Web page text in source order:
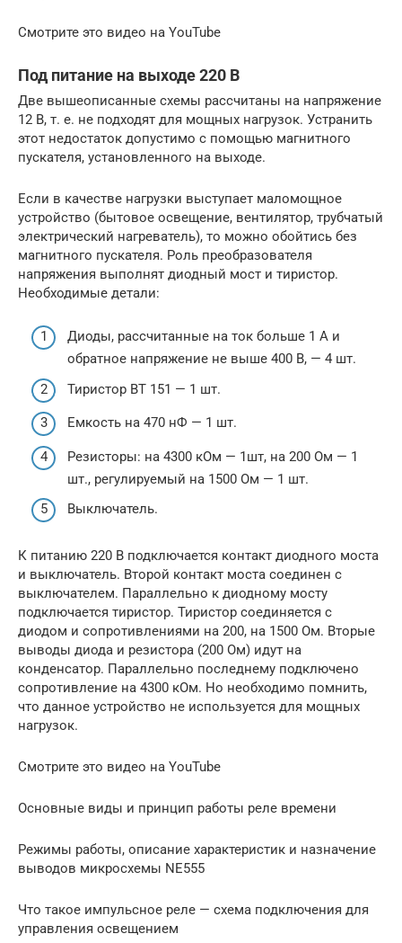
Смотрите это видео на YouTube
Под питание на выходе 220 В
Две вышеописанные схемы рассчитаны на напряжение
12 В, т. е. не подходят для мощных нагрузок. Устранить
этот недостаток допустимо с помощью магнитного
пускателя, установленного на выходе.
Если в качестве нагрузки выступает маломощное
устройство (бытовое освещение, вентилятор, трубчатый
электрический нагреватель), то можно обойтись без
магнитного пускателя. Роль преобразователя
напряжения выполнят диодный мост и тиристор.
Необходимые детали:
Диоды, рассчитанные на ток больше 1 А и
обратное напряжение не выше 400 В, — 4 шт.
Тиристор ВТ 151 — 1 шт.
Емкость на 470 нФ — 1 шт.
Резисторы: на 4300 кОм — 1шт, на 200 Ом — 1
шт., регулируемый на 1500 Ом — 1 шт.
Выключатель.
К питанию 220 В подключается контакт диодного моста
и выключатель. Второй контакт моста соединен с
выключателем. Параллельно к диодному мосту
подключается тиристор. Тиристор соединяется с
диодом и сопротивлениями на 200, на 1500 Ом. Вторые
выводы диода и резистора (200 Ом) идут на
конденсатор. Параллельно последнему подключено
сопротивление на 4300 кОм. Но необходимо помнить,
что данное устройство не используется для мощных
нагрузок.
Смотрите это видео на YouTube
Основные виды и принцип работы реле времени
Режимы работы, описание характеристик и назначение
выводов микросхемы NE555
Что такое импульсное реле — схема подключения для
управления освещением